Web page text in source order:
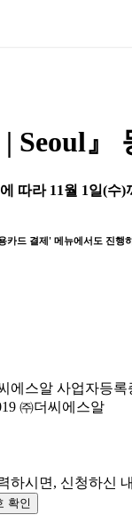
| Seoul
따라 11월 1일(수
카드 결제' 메뉴에서도 진행
에스알 사업자등
㈜더씨에스알
하시면, 신청하신
확인